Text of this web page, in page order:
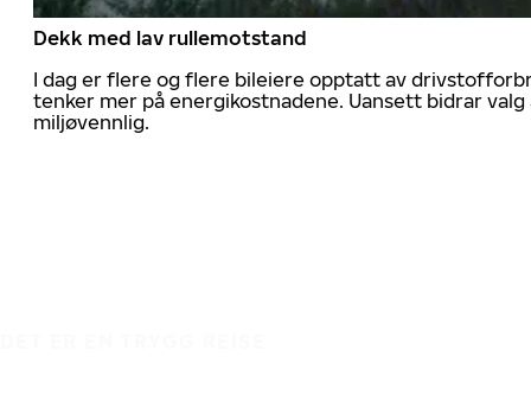
Dekk med lav rullemotstand
I dag er flere og flere bileiere opptatt av
tenker mer på energikostnadene. Uansett bidrar
miljøvennlig.